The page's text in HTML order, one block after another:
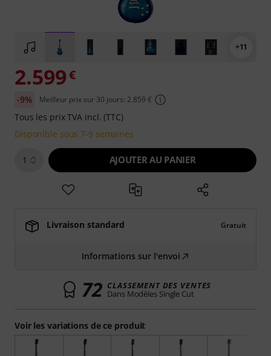
+11
Voir les variations de ce produit
2.599€
-9% Meilleur prix sur 30 jours: 2.859 €
Tous les prix TVA incl. (TTC)
Disponible sous 7-9 semaines
1 AJOUTER AU PANIER
Livraison standard Gratuit
Informations sur l'envoi
72 CLASSEMENT DES VENTES
Dans Modèles Single Cut